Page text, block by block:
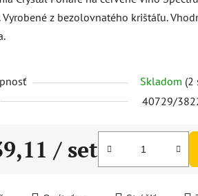
Vyrobené z bezolovnatého krištáľu.
Skladom (2
40729/
/ set